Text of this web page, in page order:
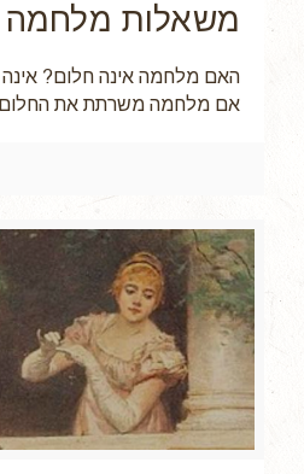
משאלות מלחמה
האם מלחמה אינה חלום?
אם מלחמה משרתת את